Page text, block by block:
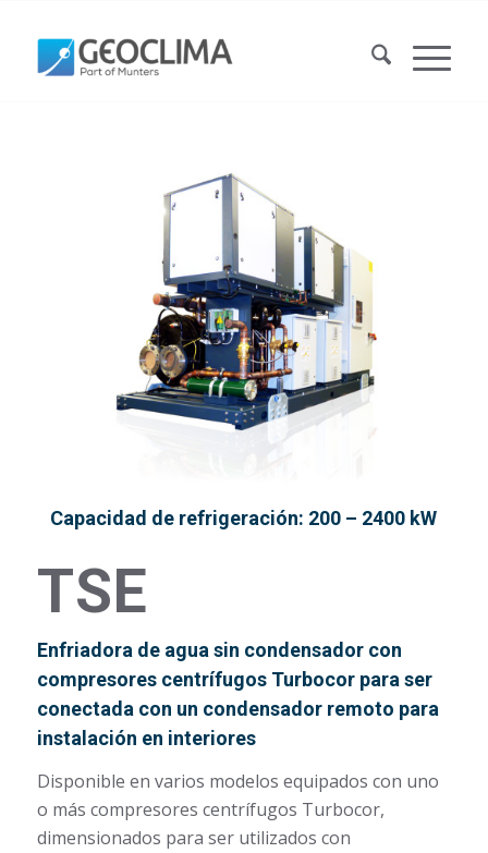
Capacidad de refrigeración: 200 – 2400 kW
TSE
Enfriadora de agua sin condensador con
compresores centrífugos Turbocor para ser
conectada con un condensador remoto para
instalación en interiores
Disponible en varios modelos equipados con uno
o más compresores centrífugos Turbocor,
dimensionados para ser utilizados con